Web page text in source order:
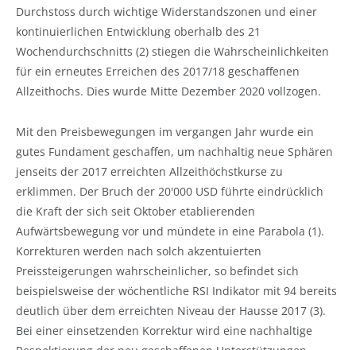
Durchstoss durch wichtige Widerstandszonen und einer
kontinuierlichen Entwicklung oberhalb des 21
Wochendurchschnitts (2) stiegen die Wahrscheinlichkeiten
für ein erneutes Erreichen des 2017/18 geschaffenen
Allzeithochs. Dies wurde Mitte Dezember 2020 vollzogen.
Mit den Preisbewegungen im vergangen Jahr wurde ein
gutes Fundament geschaffen, um nachhaltig neue Sphären
jenseits der 2017 erreichten Allzeithöchstkurse zu
erklimmen. Der Bruch der 20'000 USD führte eindrücklich
die Kraft der sich seit Oktober etablierenden
Aufwärtsbewegung vor und mündete in eine Parabola (1).
Korrekturen werden nach solch akzentuierten
Preissteigerungen wahrscheinlicher, so befindet sich
beispielsweise der wöchentliche RSI Indikator mit 94 bereits
deutlich über dem erreichten Niveau der Hausse 2017 (3).
Bei einer einsetzenden Korrektur wird eine nachhaltige